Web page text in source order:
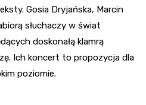
Gosia Dryjańska, Marcin
słuchaczy w świat
doskonałą klamrą
Ich koncert to propozycja dla
poziomie.